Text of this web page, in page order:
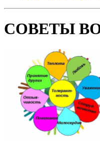
СОВЕТЫ